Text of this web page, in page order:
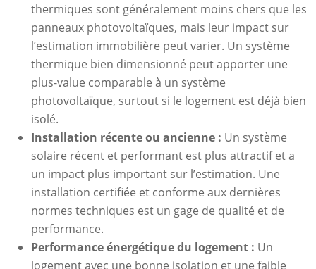
thermiques sont généralement moins chers que les
panneaux photovoltaïques, mais leur impact sur
l’estimation immobilière peut varier. Un système
thermique bien dimensionné peut apporter une
plus-value comparable à un système
photovoltaïque, surtout si le logement est déjà bien
isolé.
Installation récente ou ancienne : Un système
solaire récent et performant est plus attractif et a
un impact plus important sur l’estimation. Une
installation certifiée et conforme aux dernières
normes techniques est un gage de qualité et de
performance.
Performance énergétique du logement : Un
logement avec une bonne isolation et une faible